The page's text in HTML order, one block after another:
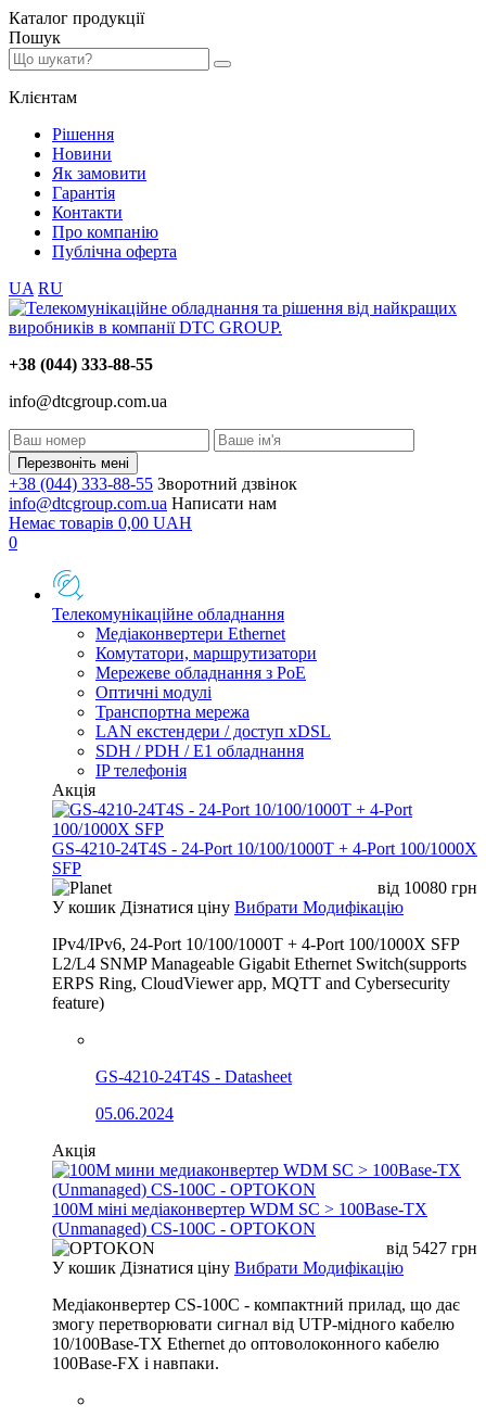
Каталог продукції
Пошук
Клієнтам
Рішення
Новини
Як замовити
Гарантія
Контакти
Про компанію
Публічна оферта
UA RU
+38 (044) 333-88-55
info@dtcgroup.com.ua
Перезвоніть мені
+38 (044) 333-88-55 Зворотний дзвінок
info@dtcgroup.com.ua Написати нам
Немає товарів 0,00 UAH
0
Телекомунікаційне обладнання
Медіаконвертери Ethernet
Комутатори, маршрутизатори
Мережеве обладнання з PoE
Оптичні модулі
Транспортна мережа
LAN екстендери / доступ xDSL
SDH / PDH / E1 обладнання
IP телефонія
Акція
GS-4210-24T4S - 24-Port 10/100/1000T + 4-Port 100/1000X
SFP
від 10080 грн
У кошик Дізнатися ціну Вибрати Модифікацію
IPv4/IPv6, 24-Port 10/100/1000T + 4-Port 100/1000X SFP
L2/L4 SNMP Manageable Gigabit Ethernet Switch(supports
ERPS Ring, CloudViewer app, MQTT and Cybersecurity
feature)
GS-4210-24T4S - Datasheet
05.06.2024
Акція
100М міні медіаконвертер WDM SC > 100Base-TX
(Unmanaged) CS-100C - OPTOKON
від 5427 грн
У кошик Дізнатися ціну Вибрати Модифікацію
Медіаконвертер CS-100C - компактний прилад, що дає
змогу перетворювати сигнал від UTP-мідного кабелю
10/100Base-TX Ethernet до оптоволоконного кабелю
100Base-FX і навпаки.